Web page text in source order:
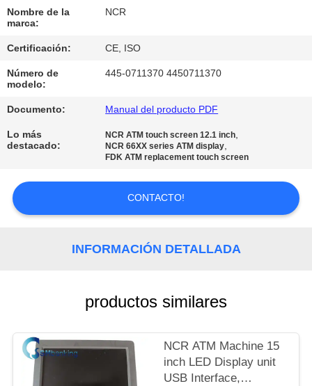
CONTROL
DE
CALIDAD
ÉNTRENOS
EN
CONTACTO
CON
SITEMAP
Nombre de la
marca:
NCR
Certificación: CE, ISO
Número de
modelo:
445-0711370 4450711370
Documento: Manual del producto PDF
Lo más
destacado:
NCR ATM touch screen 12.1 inch,
NCR 66XX series ATM display,
FDK ATM replacement touch screen
CONTACTO!
INFORMACIÓN DETALLADA
productos similares
NCR ATM Machine 15
inch LED Display unit
USB Interface,